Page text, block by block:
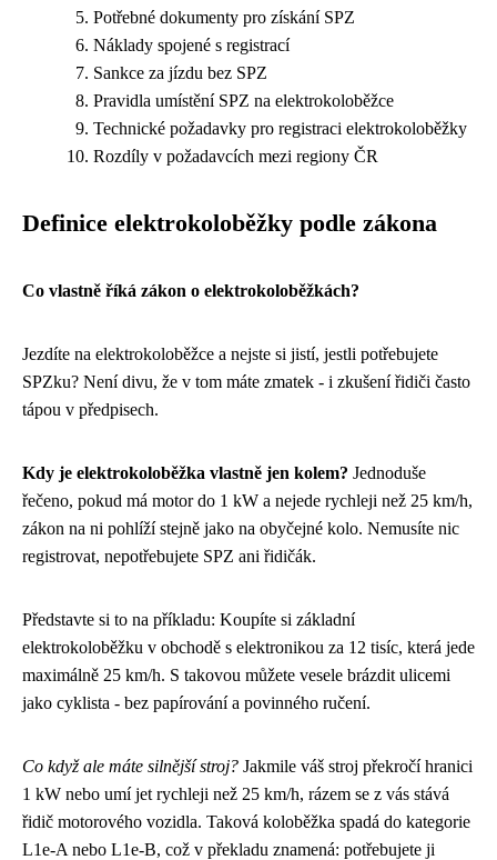
Potřebné dokumenty pro získání SPZ
Náklady spojené s registrací
Sankce za jízdu bez SPZ
Pravidla umístění SPZ na elektrokoloběžce
Technické požadavky pro registraci elektrokoloběžky
Rozdíly v požadavcích mezi regiony ČR
Definice elektrokoloběžky podle zákona
Co vlastně říká zákon o elektrokoloběžkách?
Jezdíte na elektrokoloběžce a nejste si jistí, jestli potřebujete
SPZku? Není divu, že v tom máte zmatek - i zkušení řidiči často
tápou v předpisech.
Kdy je elektrokoloběžka vlastně jen kolem? Jednoduše
řečeno, pokud má motor do 1 kW a nejede rychleji než 25 km/h,
zákon na ni pohlíží stejně jako na obyčejné kolo. Nemusíte nic
registrovat, nepotřebujete SPZ ani řidičák.
Představte si to na příkladu: Koupíte si základní
elektrokoloběžku v obchodě s elektronikou za 12 tisíc, která jede
maximálně 25 km/h. S takovou můžete vesele brázdit ulicemi
jako cyklista - bez papírování a povinného ručení.
Co když ale máte silnější stroj? Jakmile váš stroj překročí hranici
1 kW nebo umí jet rychleji než 25 km/h, rázem se z vás stává
řidič motorového vozidla. Taková koloběžka spadá do kategorie
L1e-A nebo L1e-B, což v překladu znamená: potřebujete ji